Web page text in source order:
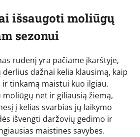
išsaugoti moliūgų
sezonui
rudenį yra pačiame įkarštyje,
dažnai kelia klausimą, kaip
tinkamą maistui kuo ilgiau.
net ir giliausią žiemą,
į kelias svarbias jų laikymo
išvengti daržovių gedimo ir
maistines savybes.